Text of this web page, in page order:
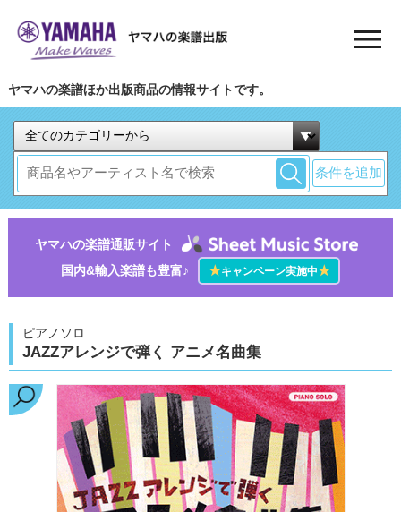
ヤマハの楽譜ほか出版商品の情報サイトです。
条件を追加
ヤマハの楽譜通販サイト
国内&輸入楽譜も豊富♪
★キャンペーン実施中★
ピアノソロ
JAZZアレンジで弾く アニメ名曲集